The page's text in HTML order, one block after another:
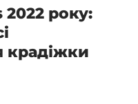
2022 року:
крадіжки